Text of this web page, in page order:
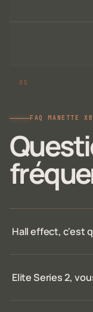
FAQ MANETTE
Hall effect, c'est
Elite Series 2,